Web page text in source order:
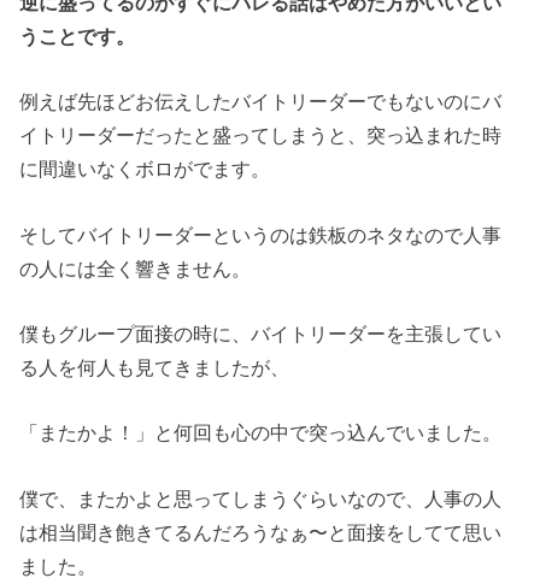
うことです。
例えば先ほどお伝えしたバイトリーダーでもないのにバ
イトリーダーだったと盛ってしまうと、突っ込まれた時
に間違いなくボロがでます。
そしてバイトリーダーというのは鉄板のネタなので人事
の人には全く響きません。
僕もグループ面接の時に、バイトリーダーを主張してい
る人を何人も見てきましたが、
「またかよ！」と何回も心の中で突っ込んでいました。
僕で、またかよと思ってしまうぐらいなので、人事の人
は相当聞き飽きてるんだろうなぁ〜と面接をしてて思い
ました。